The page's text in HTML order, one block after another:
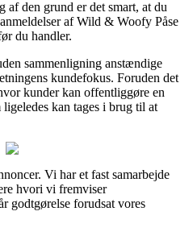
af den grund er det smart, at du
af Wild & Woofy Påse
du handler.
sammenligning anstændige
kundefokus. Foruden det
kunder kan offentliggøre en
kan tages i brug til at
Vi har et fast samarbejde
hvori vi fremviser
godtgørelse forudsat vores